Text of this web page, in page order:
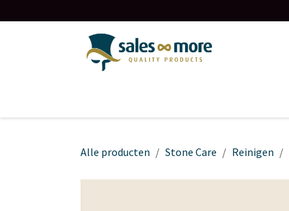
Alle producten Stone Care Reinigen